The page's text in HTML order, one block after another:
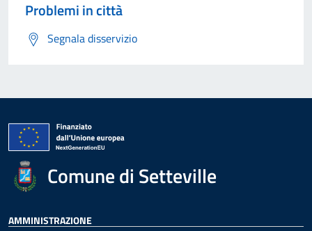
Problemi in città
Segnala disservizio
Comune di Setteville
AMMINISTRAZIONE